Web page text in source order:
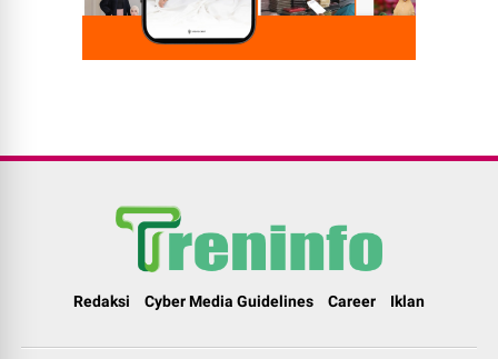
Redaksi Cyber Media Guidelines Career Iklan